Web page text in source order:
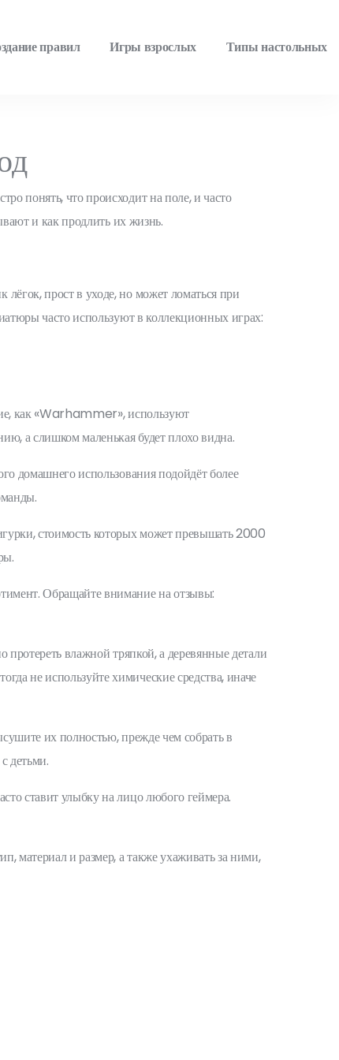
правил Игры взрослых Типы настольных
понять, что происходит на поле, и часто
и как продлить их жизнь.
прост в уходе, но может ломаться при
часто используют в коллекционных играх:
как «Warhammer», используют
а слишком маленькая будет плохо видна.
домашнего использования подойдёт более
стоимость которых может превышать 2000
Обращайте внимание на отзывы:
влажной тряпкой, а деревянные детали
не используйте химические средства, иначе
их полностью, прежде чем собрать в
детьми.
ставит улыбку на лицо любого геймера.
материал и размер, а также ухаживать за ними,